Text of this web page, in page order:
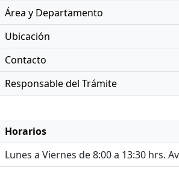
Área y Departamento
Ubicación
Contacto
Responsable del Trámite
Horarios
Lunes a Viernes de 8:00 a 13:30 hrs.